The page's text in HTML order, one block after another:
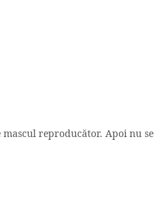
reproducător. Apoi nu se